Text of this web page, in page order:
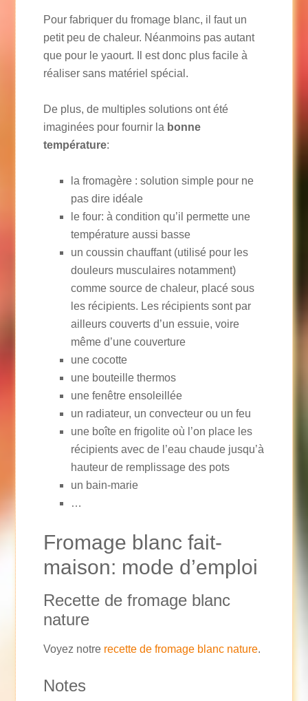
Pour fabriquer du fromage blanc, il faut un
petit peu de chaleur. Néanmoins pas autant
que pour le yaourt. Il est donc plus facile à
réaliser sans matériel spécial.
De plus, de multiples solutions ont été
imaginées pour fournir la bonne
température:
la fromagère : solution simple pour ne
pas dire idéale
le four: à condition qu’il permette une
température aussi basse
un coussin chauffant (utilisé pour les
douleurs musculaires notamment)
comme source de chaleur, placé sous
les récipients. Les récipients sont par
ailleurs couverts d’un essuie, voire
même d’une couverture
une cocotte
une bouteille thermos
une fenêtre ensoleillée
un radiateur, un convecteur ou un feu
une boîte en frigolite où l’on place les
récipients avec de l’eau chaude jusqu’à
hauteur de remplissage des pots
un bain-marie
…
Fromage blanc fait-
maison: mode d’emploi
Recette de fromage blanc
nature
Voyez notre recette de fromage blanc nature.
Notes